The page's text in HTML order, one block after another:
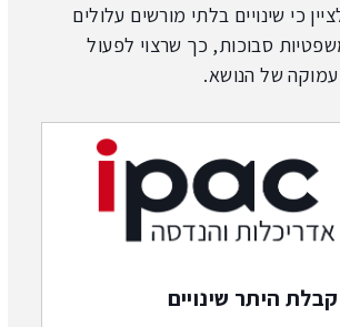
כי שינויים בלתי מורשים עלולים
סבוכות, כך שרצוי לפעול
של הנושא.
קבלת היתר שינויים